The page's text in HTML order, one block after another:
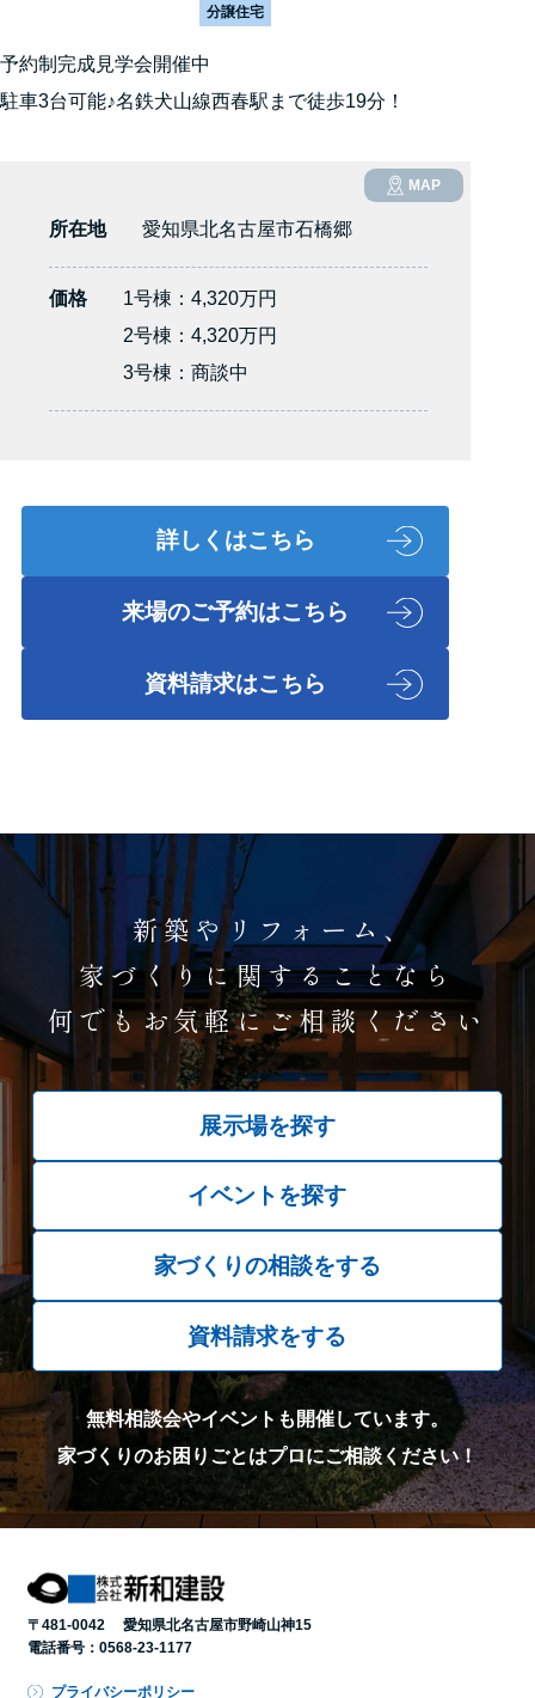
分譲住宅
予約制完成見学会開催中
駐車3台可能♪名鉄犬山線西春駅まで徒歩19分！
所在地 愛知県北名古屋市石橋郷
価格
1号棟：4,320万円
2号棟：4,320万円
3号棟：商談中
MAP
詳しくはこちら
来場のご予約はこちら
資料請求はこちら
新築やリフォーム、
家づくりに関することなら
何でもお気軽にご相談ください
展示場を探す
イベントを探す
家づくりの相談をする
資料請求をする
無料相談会やイベントも開催しています。
家づくりのお困りごとはプロにご相談ください！
〒481-0042 愛知県北名古屋市野崎山神15
電話番号： 0568-23-1177
プライバシーポリシー